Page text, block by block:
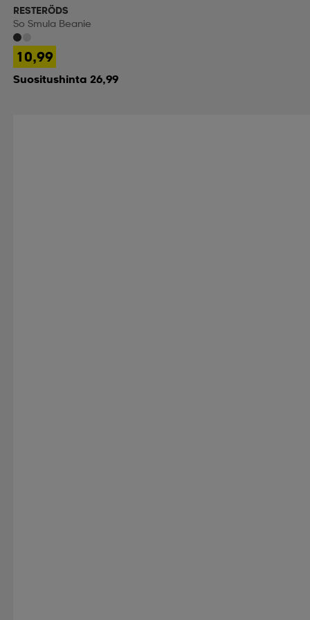
RESTERÖDS
So Smula Beanie
10,99
Suositushinta 26,99